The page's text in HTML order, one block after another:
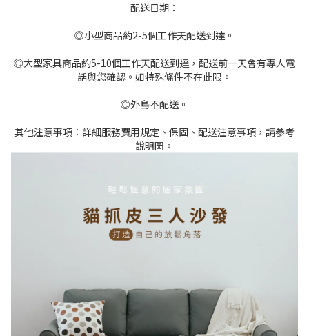
配送日期：
◎小型商品約2-5個工作天配送到達。
◎大型家具商品約5-10個工作天配送到達，配送前一天會有專人電
話與您確認。如特殊條件不在此限。
◎外島不配送。
其他注意事項：詳細服務費用規定、保固、配送注意事項，請參考
說明圖。